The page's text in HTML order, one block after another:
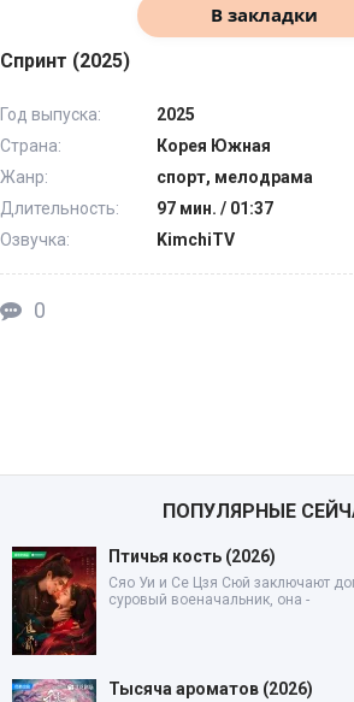
В закладки
Спринт (2025)
Год выпуска:
2025
Страна:
Корея Южная
Жанр:
спорт, мелодрама
Длительность:
97 мин. / 01:37
Озвучка:
KimchiTV
0
ПОПУЛЯРНЫЕ
Птичья кость (2026)
Сяо Уи и Се Цзя Сюй заключают
суровый военачальник, она -
Тысяча ароматов (2026)